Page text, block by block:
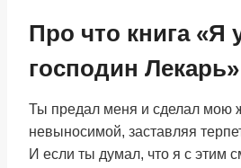
Про что книга «Я
господин Лекарь»
Ты предал меня и сделал мою
невыносимой, заставляя
И если ты думал, что я с этим